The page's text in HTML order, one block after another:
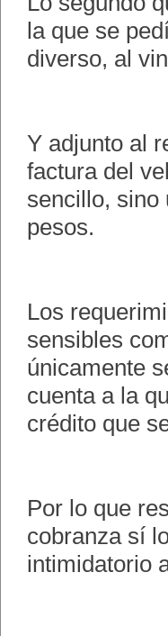
la que se
diverso, al
Y adjunto al
factura del
sencillo, sino
pesos.
Los
sensibles
únicamente
cuenta a la
crédito que
Por lo que
cobranza sí
intimidatorio